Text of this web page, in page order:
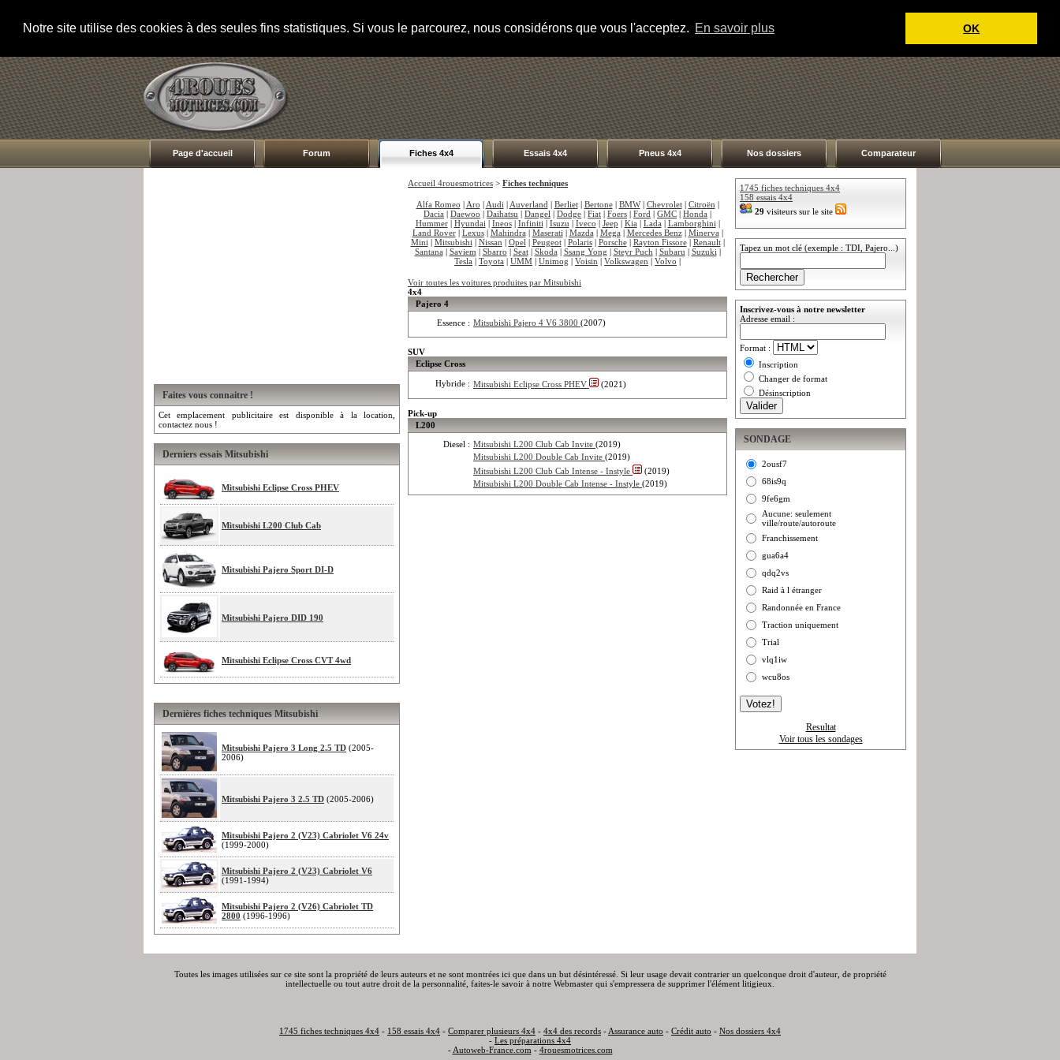
Notre site utilise des cookies à des seules fins statistiques. Si vous le parcourez, nous considérons que vous l'acceptez. En savoir plus OK
Page d'accueil Forum Fiches 4x4 Essais 4x4 Pneus 4x4 Nos dossiers Comparateur
Faites vous connaitre !
Cet emplacement publicitaire est disponible à la location,
contactez nous !
Derniers essais Mitsubishi
Mitsubishi Eclipse Cross PHEV
Mitsubishi L200 Club Cab
Mitsubishi Pajero Sport DI-D
Mitsubishi Pajero DID 190
Mitsubishi Eclipse Cross CVT 4wd
Dernières fiches techniques Mitsubishi
Mitsubishi Pajero 3 Long 2.5 TD (2005-
2006)
Mitsubishi Pajero 3 2.5 TD (2005-2006)
Mitsubishi Pajero 2 (V23) Cabriolet V6 24v
(1999-2000)
Mitsubishi Pajero 2 (V23) Cabriolet V6
(1991-1994)
Mitsubishi Pajero 2 (V26) Cabriolet TD
2800 (1996-1996)
Accueil 4rouesmotrices > Fiches techniques
Alfa Romeo | Aro | Audi | Auverland | Berliet| Bertone| BMW| Chevrolet| Citroën |
Dacia | Daewoo | Daihatsu | Dangel | Dodge | Fiat | Foers | Ford | GMC | Honda |
Hummer| Hyundai | Ineos| Infiniti | Isuzu | Iveco | Jeep | Kia | Lada | Lamborghini |
Land Rover| Lexus| Mahindra | Maserati | Mazda | Mega | Mercedes Benz| Minerva |
Mini | Mitsubishi | Nissan | Opel | Peugeot| Polaris| Porsche| Rayton Fissore| Renault|
Santana | Saviem | Sbarro | Seat| Skoda | Ssang Yong | Steyr Puch | Subaru | Suzuki |
Tesla | Toyota | UMM | Unimog | Voisin | Volkswagen | Volvo |
Voir toutes les voitures produites par Mitsubishi
4x4
Pajero 4
Essence : Mitsubishi Pajero 4 V6 3800 (2007)
SUV
Eclipse Cross
Hybride : Mitsubishi Eclipse Cross PHEV (2021)
Pick-up
L200
Diesel : Mitsubishi L200 Club Cab Invite (2019)
Mitsubishi L200 Double Cab Invite (2019)
Mitsubishi L200 Club Cab Intense - Instyle
(2019)
Mitsubishi L200 Double Cab Intense - Instyle (2019)
1745 fiches techniques 4x4
158 essais 4x4
29 visiteurs sur le site
Tapez un mot clé (exemple : TDI, Pajero...)
Inscrivez-vous à notre newsletter
Adresse email :
Format :
Inscription
Changer de format
Désinscription
SONDAGE
2ousf7
68is9q
9fe6gm
Aucune: seulement
ville/route/autoroute
Franchissement
gua6a4
qdq2vs
Raid à l étranger
Randonnée en France
Traction uniquement
Trial
vlq1iw
wcu8os
Resultat
Voir tous les sondages
Toutes les images utilisées sur ce site sont la propriété de leurs auteurs et ne sont montrées ici que dans un but désintéressé. Si leur usage devait contrarier un quelconque droit d'auteur, de propriété
intellectuelle ou tout autre droit de la personnalité, faites-le savoir à notre Webmaster qui s'empressera de supprimer l'élément litigieux.
1745 fiches techniques 4x4 - 158 essais 4x4 - Comparer plusieurs 4x4 - 4x4 des records - Assurance auto - Crédit auto - Nos dossiers 4x4
- Les préparations 4x4
- Autoweb-France.com - 4rouesmotrices.com